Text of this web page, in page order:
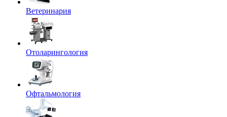
Ветеринария
Отоларингология
Офтальмология